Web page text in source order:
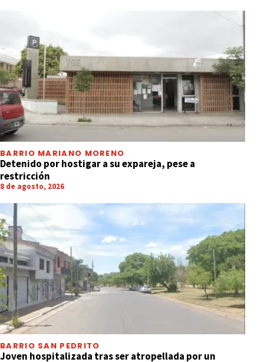
BARRIO MARIANO MORENO
Detenido por hostigar a su expareja, pese a
restricción
8 de agosto, 2026
BARRIO SAN PEDRITO
Joven hospitalizada tras ser atropellada por un